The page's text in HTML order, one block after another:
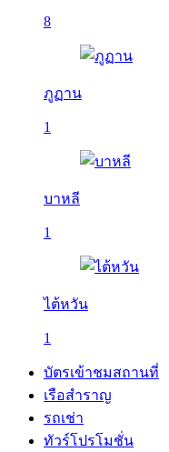
8
ภูฏาน
1
บาหลี
1
ไต้หวัน
1
บัตรเข้าชมสถานที่
เรือสำราญ
รถเช่า
ทัวร์โปรโมชั่น